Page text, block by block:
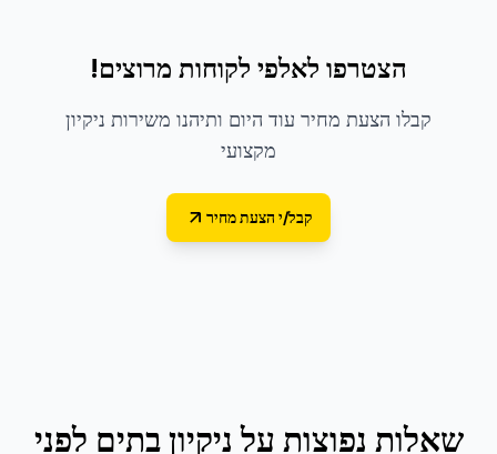
הצטרפו לאלפי לקוחות מרוצים!
קבלו הצעת מחיר עוד היום ותיהנו משירות ניקיון
מקצועי
קבל/י הצעת מחיר
שאלות נפוצות על ניקיון בתים לפני